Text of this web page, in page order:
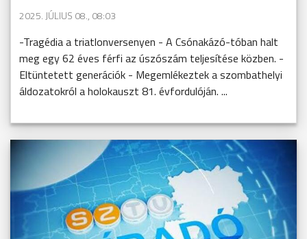
2025. JÚLIUS 08., 08:03
-Tragédia a triatlonversenyen - A Csónakázó-tóban halt
meg egy 62 éves férfi az úszószám teljesítése közben. -
Eltüntetett generációk - Megemlékeztek a szombathelyi
áldozatokról a holokauszt 81. évfordulóján. ...